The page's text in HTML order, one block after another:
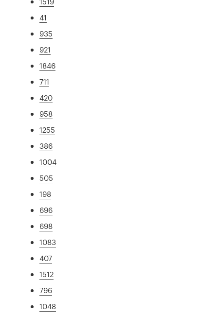
41
935
921
1846
711
420
958
1255
386
1004
505
198
696
698
1083
407
1512
796
1048